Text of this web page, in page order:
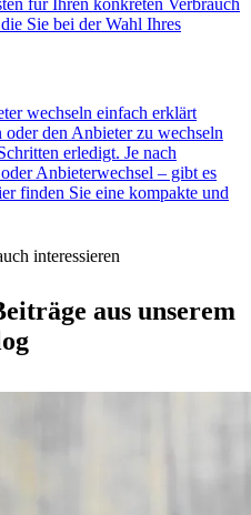
für Ihren konkreten Verbrauch
Sie bei der Wahl Ihres
wechseln einfach erklärt
den Anbieter zu wechseln
erledigt. Je nach
Anbieterwechsel – gibt es
finden Sie eine kompakte und
interessieren
aus unserem